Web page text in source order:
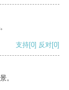
支持[0] 反对[0]
。